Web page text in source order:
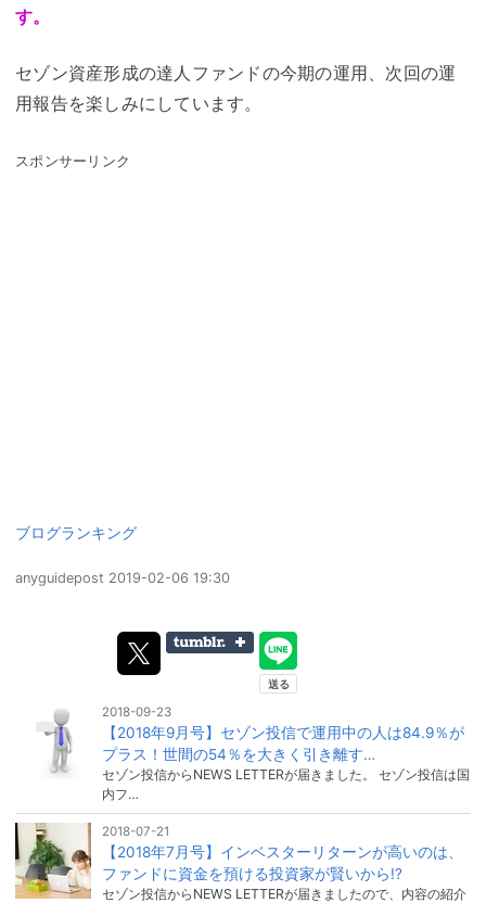
す。
セゾン資産形成の達人ファンドの今期の運用、次回の運
用報告を楽しみにしています。
スポンサーリンク
ブログランキング
anyguidepost 2019-02-06 19:30
2018-09-23
【2018年9月号】セゾン投信で運用中の人は84.9％が
プラス！世間の54％を大きく引き離す…
セゾン投信からNEWS LETTERが届きました。 セゾン投信は国
内フ…
2018-07-21
【2018年7月号】インベスターリターンが高いのは、
ファンドに資金を預ける投資家が賢いから!?
セゾン投信からNEWS LETTERが届きましたので、内容の紹介